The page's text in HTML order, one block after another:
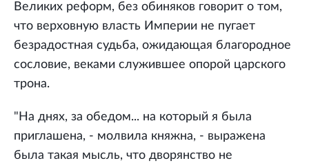
Великих реформ, без обиняков говорит о том,
что верховную власть Империи не пугает
безрадостная судьба, ожидающая благородное
сословие, веками служившее опорой царского
трона.
"На днях, за обедом... на который я была
приглашена, - молвила княжна, - выражена
была такая мысль, что дворянство не